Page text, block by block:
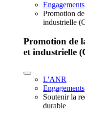
Engagements
Promotion
industrielle
Promotion de
et industrielle
L'ANR
Engagements
Soutenir la
durable